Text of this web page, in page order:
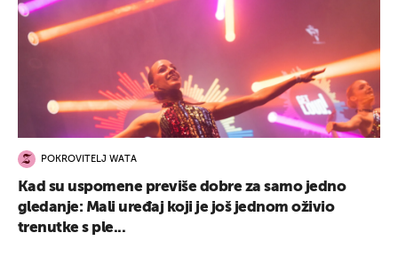
POKROVITELJ WATA
Kad su uspomene previše dobre za samo jedno
gledanje: Mali uređaj koji je još jednom oživio
trenutke s ple...